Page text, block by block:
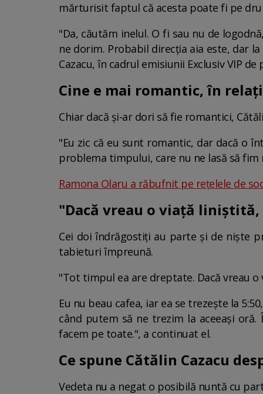
mărturisit faptul că acesta poate fi pe
"Da, căutăm inelul. O fi sau nu de
ne dorim. Probabil direcția aia este, dar
Cazacu, în cadrul emisiunii Exclusiv VIP de
Cine e mai romantic, în
Chiar dacă și-ar dori să fie romantici,
"Eu zic că eu sunt romantic, dar dacă o
problema timpului, care nu ne lasă să
Ramona Olaru a răbufnit pe rețelele de
"Dacă vreau o viață
Cei doi îndrăgostiți au parte și de niște
tabieturi împreună.
"Tot timpul ea are dreptate. Dacă vreau
Eu nu beau cafea, iar ea se trezește la
când putem să ne trezim la aceeași
facem pe toate.", a continuat el.
Ce spune Cătălin Cazacu
Vedeta nu a negat o posibilă nuntă cu